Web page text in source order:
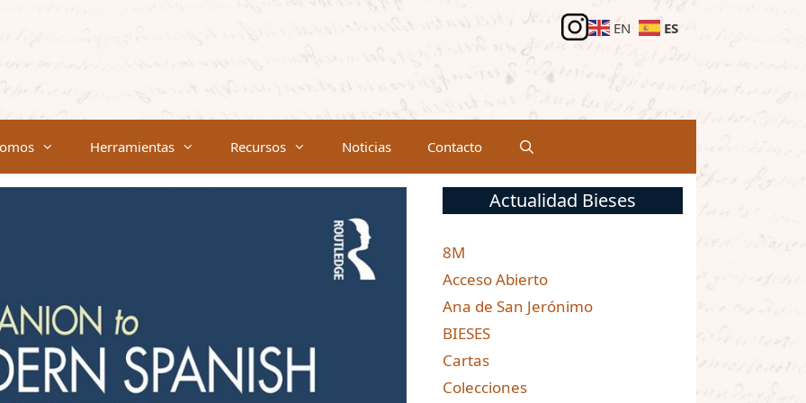
EN ES
Herramientas Recursos Noticias Contacto
Actualidad Bieses
8M
Acceso Abierto
Ana de San Jerónimo
BIESES
Cartas
Colecciones